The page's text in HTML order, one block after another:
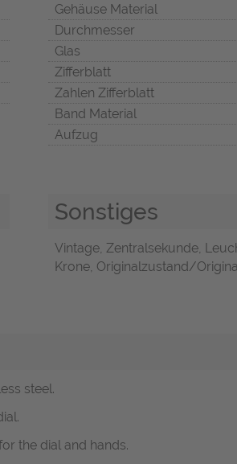
Gehäuse Material
Durchmesser
Glas
Zifferblatt
Zahlen Zifferblatt
Band Material
Aufzug
Sonstiges
Vintage, Zentralsekunde,
Krone, Originalzustand/
steel.
the dial and hands.